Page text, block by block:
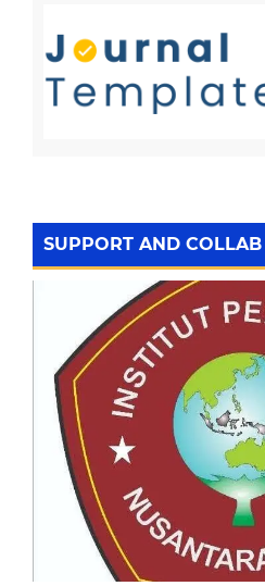
SUPPORT AND COLLAB